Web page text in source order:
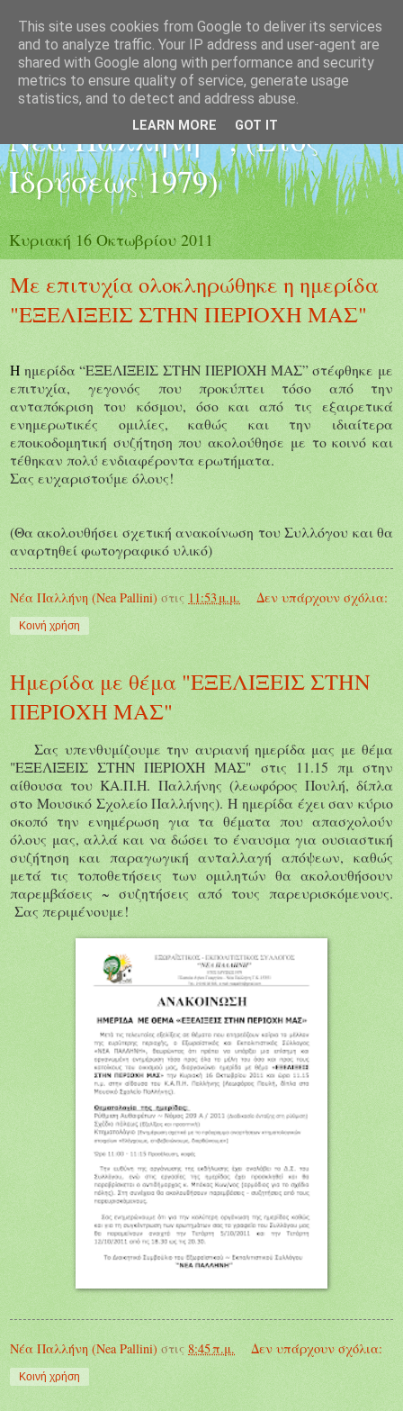
Εξωραϊστικός -
Εκπολιτιστικός Σύλλογος "
Νέα Παλλήνη " , (Έτος
Ιδρύσεως 1979)
Κυριακή 16 Οκτωβρίου 2011
Με επιτυχία ολοκληρώθηκε η ημερίδα
"ΕΞΕΛΙΞΕΙΣ ΣΤΗΝ ΠΕΡΙΟΧΗ ΜΑΣ"
Η ημερίδα “ΕΞΕΛΙΞΕΙΣ ΣΤΗΝ ΠΕΡΙΟΧΗ ΜΑΣ”στέφθηκε με
επιτυχία,γεγονός που προκύπτειτόσο από την
ανταπόκριση του κόσμου, όσο και από τις εξαιρετικά
ενημερωτικές ομιλίες, καθώς και την ιδιαίτερα
εποικοδομητική συζήτηση που ακολούθησε με το κοινό και
τέθηκαν πολύενδιαφέρονταερωτήματα.
Σας ευχαριστούμε όλους!
(Θα ακολουθήσει σχετική ανακοίνωση του Συλλόγου και θα
αναρτηθεί φωτογραφικό υλικό)
Νέα Παλλήνη (Nea Pallini) στις 11:53 μ.μ. Δεν υπάρχουν σχόλια:
Κοινή χρήση
Ημερίδα με θέμα "ΕΞΕΛΙΞΕΙΣ ΣΤΗΝ
ΠΕΡΙΟΧΗ ΜΑΣ"
Σας υπενθυμίζουμε την αυριανή ημερίδα μας με θέμα
"ΕΞΕΛΙΞΕΙΣ ΣΤΗΝ ΠΕΡΙΟΧΗ ΜΑΣ" στις 11.15 πμ στην
αίθουσα του ΚΑ.Π.Η. Παλλήνης (λεωφόρος Πουλή, δίπλα
στο Μουσικό Σχολείο Παλλήνης). Η ημερίδα έχει σαν κύριο
σκοπό την ενημέρωση για τα θέματαπου απασχολούν
όλους μας, αλλά και να δώσει το έναυσμα για ουσιαστική
συζήτηση και παραγωγική ανταλλαγή απόψεων, καθώς
μετά τις τοποθετήσεις των ομιλητών θα ακολουθήσουν
παρεμβάσεις ~ συζητήσεις από τους παρευρισκόμενους.
Σας περιμένουμε!
Νέα Παλλήνη (Nea Pallini) στις 8:45 π.μ. Δεν υπάρχουν σχόλια:
Κοινή χρήση
This site uses cookies from Google to deliver its services
and to analyze traffic. Your IP address and user-agent are
shared with Google along with performance and security
metrics to ensure quality of service, generate usage
statistics, and to detect and address abuse.
LEARN MORE GOT IT